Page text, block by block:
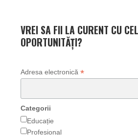
VREI SA FII LA CURENT CU
OPORTUNITĂȚI?
Adresa electronică *
Categorii
Educație
Profesional